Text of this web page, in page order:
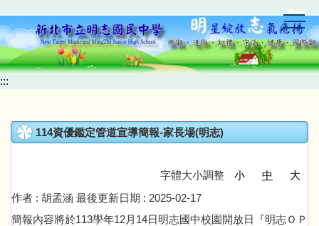
到
主
要
內
容
:::
114資優鑑定管道宣導簡報-家長場(明志)
字體大小調整 小 中
大
作者 : 胡孟涵 最後更新日期 : 2025-02-17
簡報內容將於113學年12月14日明志國中校園開放日『明志ＯＰ